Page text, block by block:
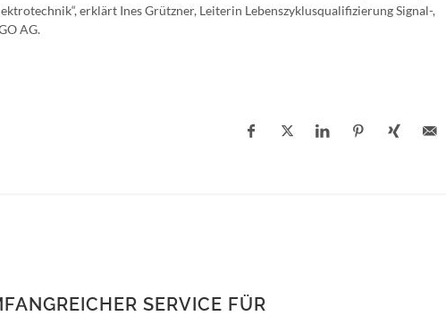
erklärt Ines Grützner, Leiterin Lebenszyklusqualifizierung Signal-,
AG.
SERVICE FÜR